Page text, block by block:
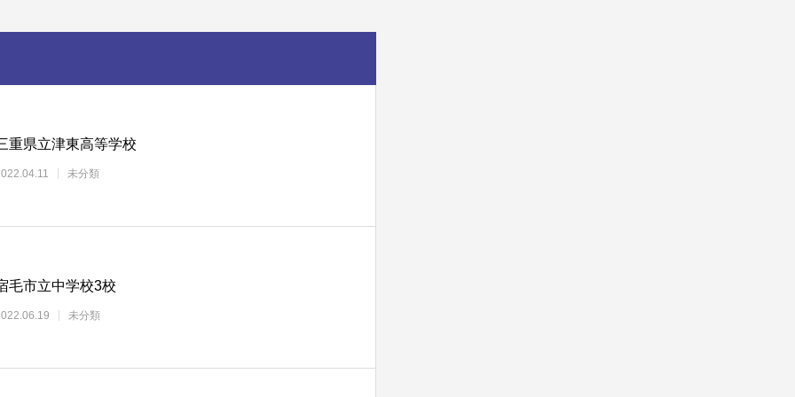
重県立津東高等学校
未分類
毛市立中学校3校
未分類